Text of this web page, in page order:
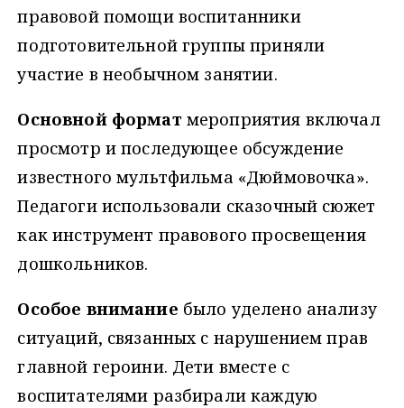
правовой помощи воспитанники
подготовительной группы приняли
участие в необычном занятии.
Основной формат мероприятия включал
просмотр и последующее обсуждение
известного мультфильма «Дюймовочка».
Педагоги использовали сказочный сюжет
как инструмент правового просвещения
дошкольников.
Особое внимание было уделено анализу
ситуаций, связанных с нарушением прав
главной героини. Дети вместе с
воспитателями разбирали каждую